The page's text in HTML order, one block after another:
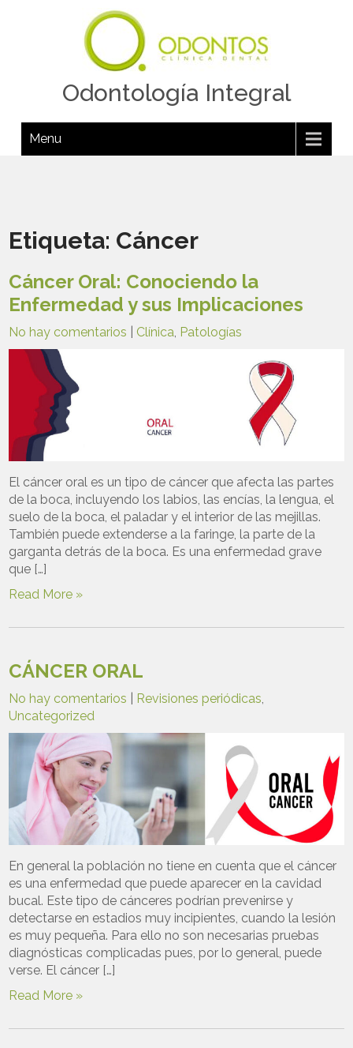
Odontología Integral
Menu
Etiqueta: Cáncer
Cáncer Oral: Conociendo la
Enfermedad y sus Implicaciones
No hay comentarios Clínica, Patologías
El cáncer oral es un tipo de cáncer que afecta las partes
de la boca, incluyendo los labios, las encías, la lengua, el
suelo de la boca, el paladar y el interior de las mejillas.
También puede extenderse a la faringe, la parte de la
garganta detrás de la boca. Es una enfermedad grave
que […]
Read More »
CÁNCER ORAL
No hay comentarios Revisiones periódicas,
Uncategorized
En general la población no tiene en cuenta que el cáncer
es una enfermedad que puede aparecer en la cavidad
bucal. Este tipo de cánceres podrían prevenirse y
detectarse en estadios muy incipientes, cuando la lesión
es muy pequeña. Para ello no son necesarias pruebas
diagnósticas complicadas pues, por lo general, puede
verse. El cáncer […]
Read More »